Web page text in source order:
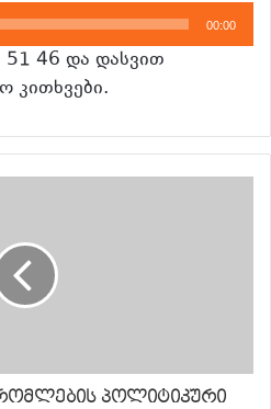
00:00
46 და დასვით
კითხვები.
პოლიტიკური